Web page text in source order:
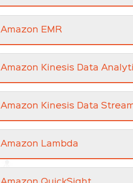
Amazon EMR
Amazon Kinesis Data
Amazon Kinesis Data
Amazon Lambda